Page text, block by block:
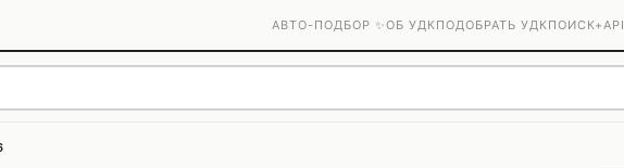
АВТО-ПОДБОР ✨ОБ УДКПОДОБРАТЬ УДКПОИСК+API